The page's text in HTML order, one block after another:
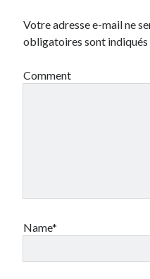
Votre adresse e-mail ne
obligatoires sont
Comment
Name*